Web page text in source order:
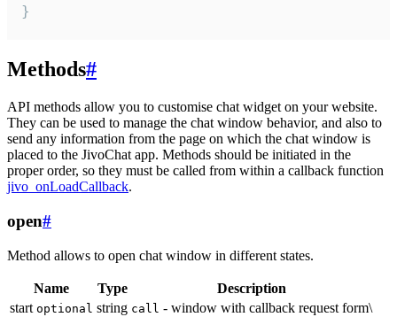
}
Methods#
API methods allow you to customise chat widget on your website.
They can be used to manage the chat window behavior, and also to
send any information from the page on which the chat window is
placed to the JivoChat app. Methods should be initiated in the
proper order, so they must be called from within a callback function
jivo_onLoadCallback.
open#
Method allows to open chat window in different states.
Name Type
Description
start optional string call - window with callback request form\